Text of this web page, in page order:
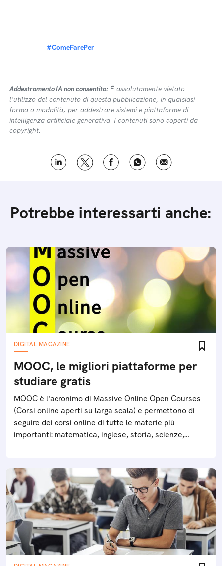
#ComeFarePer
Addestramento IA non consentito: É assolutamente vietato
l’utilizzo del contenuto di questa pubblicazione, in qualsiasi
forma o modalità, per addestrare sistemi e piattaforme di
intelligenza artificiale generativa. I contenuti sono coperti da
copyright.
Potrebbe interessarti anche:
DIGITAL MAGAZINE
MOOC, le migliori piattaforme per
studiare gratis
MOOC è l'acronimo di Massive Online Open Courses
(Corsi online aperti su larga scala) e permettono di
seguire dei corsi online di tutte le materie più
importanti: matematica, inglese, storia, scienze,